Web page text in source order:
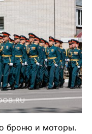
броню и моторы.